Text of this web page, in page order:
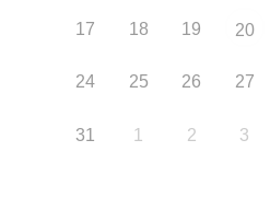
17 18 19 20
24 25 26 27
31 1 2 3